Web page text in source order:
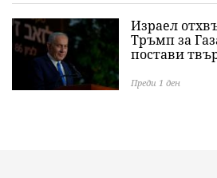
Израел
Тръмп за
постави
Преди 1 ден